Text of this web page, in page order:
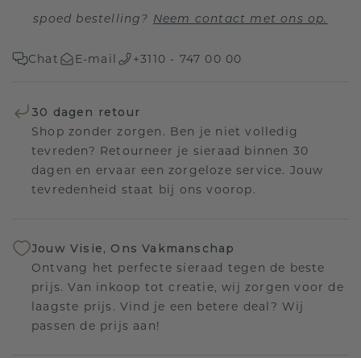
spoed bestelling? Neem contact met ons op.
Chat E-mail +3110 - 747 00 00
30 dagen retour
Shop zonder zorgen. Ben je niet volledig
tevreden? Retourneer je sieraad binnen 30
dagen en ervaar een zorgeloze service. Jouw
tevredenheid staat bij ons voorop.
Jouw Visie, Ons Vakmanschap
Ontvang het perfecte sieraad tegen de beste
prijs. Van inkoop tot creatie, wij zorgen voor de
laagste prijs. Vind je een betere deal? Wij
passen de prijs aan!